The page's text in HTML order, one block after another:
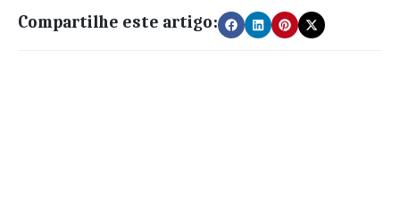
Compartilhe este artigo: